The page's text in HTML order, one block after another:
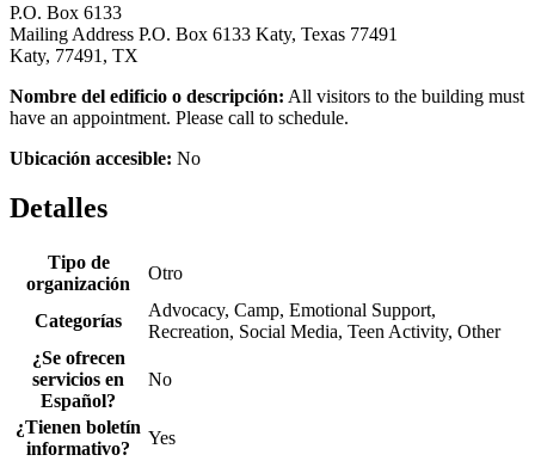
P.O. Box 6133
Mailing Address P.O. Box 6133 Katy, Texas 77491
Katy, 77491, TX
Nombre del edificio o descripción: All visitors to the building must
have an appointment. Please call to schedule.
Ubicación accesible: No
Detalles
Tipo de
organización
Otro
Categorías
Advocacy, Camp, Emotional Support,
Recreation, Social Media, Teen Activity, Other
¿Se ofrecen
servicios en
Español?
No
¿Tienen boletín
informativo?
Yes